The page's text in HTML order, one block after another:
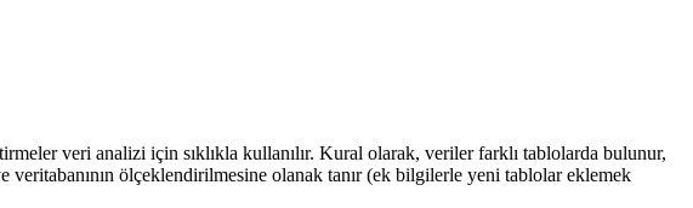
veri analizi için sıklıkla kullanılır. Kural olarak, veriler farklı tablolarda bulunur,
ölçeklendirilmesine olanak tanır (ek bilgilerle yeni tablolar eklemek